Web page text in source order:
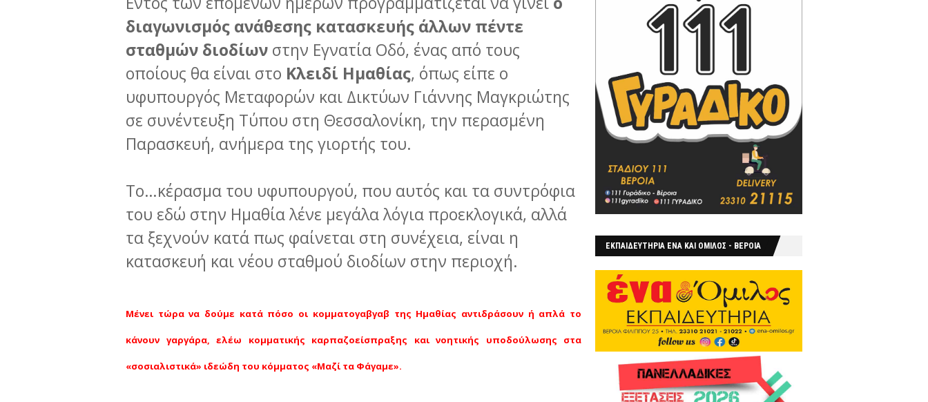
διαγωνισμός ανάθεσης κατασκευής άλλων πέντε
σταθμών διοδίων στην Εγνατία Οδό, ένας από τους
οποίους θα είναι στο Κλειδί Ημαθίας, όπως είπε ο
υφυπουργός Μεταφορών και Δικτύων Γιάννης Μαγκριώτης
σε συνέντευξη Τύπου στη Θεσσαλονίκη, την περασμένη
Παρασκευή, ανήμερα της γιορτής του.
Το…κέρασμα του υφυπουργού, που αυτός και τα συντρόφια
του εδώ στην Ημαθία λένε μεγάλα λόγια προεκλογικά, αλλά
τα ξεχνούν κατά πως φαίνεται στη συνέχεια, είναι η
κατασκευή και νέου σταθμού διοδίων στην περιοχή.
Μένει τώρα να δούμε κατά πόσο οι κομματογαβγαβ της Ημαθίας αντιδράσουν ή απλά το
κάνουν γαργάρα, ελέω κομματικής καρπαζοείσπραξης και νοητικής υποδούλωσης στα
«σοσιαλιστικά» ιδεώδη του κόμματος «Μαζί τα Φάγαμε».
ΕΚΠΑΙΔΕΥΤΗΡΙΑ ΕΝΑ ΚΑΙ ΟΜΙΛΟΣ - ΒΕΡΟΙΑ